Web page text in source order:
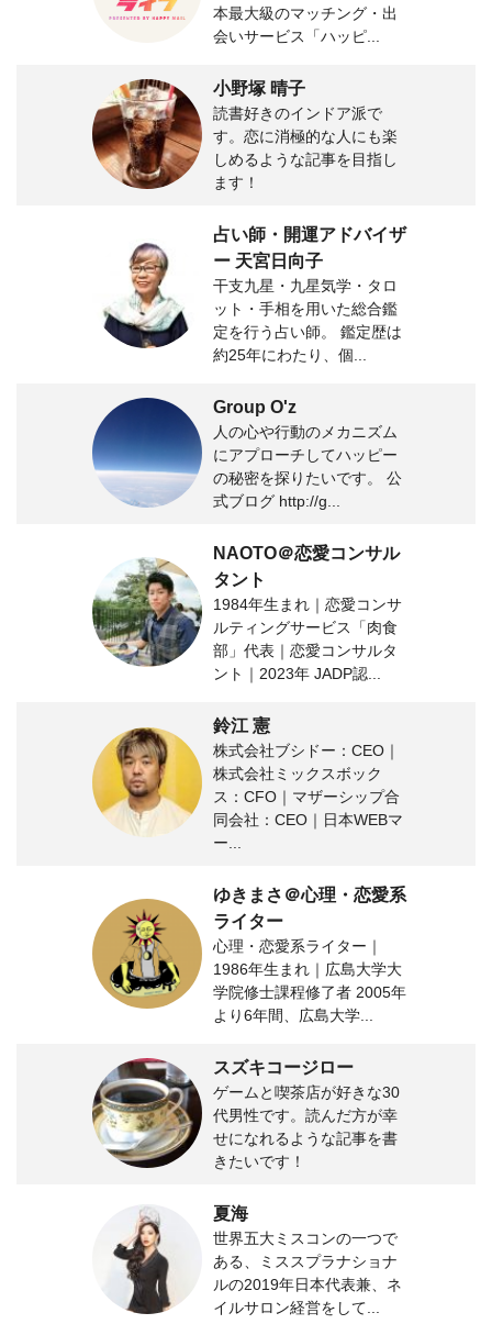
本最大級のマッチング・出
会いサービス「ハッピ...
小野塚 晴子
読書好きのインドア派で
す。恋に消極的な人にも楽
しめるような記事を目指し
ます！
占い師・開運アドバイザ
ー 天宮日向子
干支九星・九星気学・タロ
ット・手相を用いた総合鑑
定を行う占い師。 鑑定歴は
約25年にわたり、個...
Group O'z
人の心や行動のメカニズム
にアプローチしてハッピー
の秘密を探りたいです。 公
式ブログ http://g...
NAOTO＠恋愛コンサル
タント
1984年生まれ｜恋愛コンサ
ルティングサービス「肉食
部」代表｜恋愛コンサルタ
ント｜2023年 JADP認...
鈴江 憲
株式会社ブシドー：CEO｜
株式会社ミックスボック
ス：CFO｜マザーシップ合
同会社：CEO｜日本WEBマ
ー...
ゆきまさ＠心理・恋愛系
ライター
心理・恋愛系ライター｜
1986年生まれ｜広島大学大
学院修士課程修了者 2005年
より6年間、広島大学...
スズキコージロー
ゲームと喫茶店が好きな30
代男性です。読んだ方が幸
せになれるような記事を書
きたいです！
夏海
世界五大ミスコンの一つで
ある、ミススプラナショナ
ルの2019年日本代表兼、ネ
イルサロン経営をして...